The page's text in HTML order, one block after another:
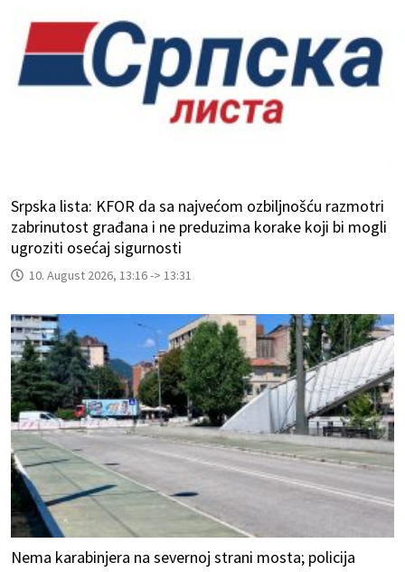
Srpska lista: KFOR da sa najvećom ozbiljnošću razmotri
zabrinutost građana i ne preduzima korake koji bi mogli
ugroziti osećaj sigurnosti
10. August 2026, 13:16 -> 13:31
Nema karabinjera na severnoj strani mosta; policija